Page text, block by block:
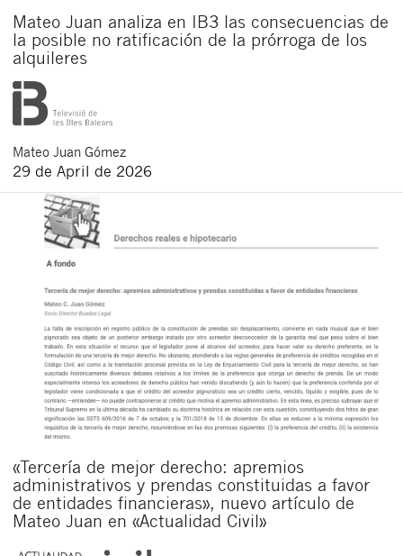
Mateo Juan analiza en IB3 las consecuencias de
la posible no ratificación de la prórroga de los
alquileres
Mateo Juan Gómez
29 de April de 2026
«Tercería de mejor derecho: apremios
administrativos y prendas constituidas a favor
de entidades financieras», nuevo artículo de
Mateo Juan en «Actualidad Civil»